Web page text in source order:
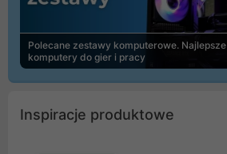
Polecane zestawy komputerowe. Najlepsze
komputery do gier i pracy
Inspiracje produktowe